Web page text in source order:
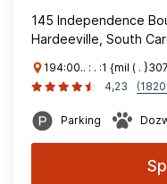
145 Independence
Hardeeville, South
194:00.. : . :1 {mil ( .
4,23
Parking